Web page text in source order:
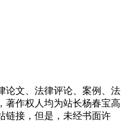
论文、法律评论、案例、法
著作权人均为站长杨春宝高
链接，但是，未经书面许